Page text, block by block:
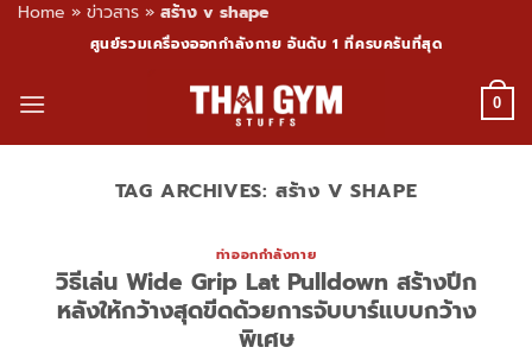
Home » ข่าวสาร » สร้าง v shape
content
ศูนย์รวมเครื่องออกกำลังกาย อันดับ 1 ที่ครบครันที่สุด
0
TAG ARCHIVES: สร้าง V SHAPE
ท่าออกกำลังกาย
วิธีเล่น Wide Grip Lat Pulldown สร้างปีก
หลังให้กว้างสุดขีดด้วยการจับบาร์แบบกว้าง
พิเศษ